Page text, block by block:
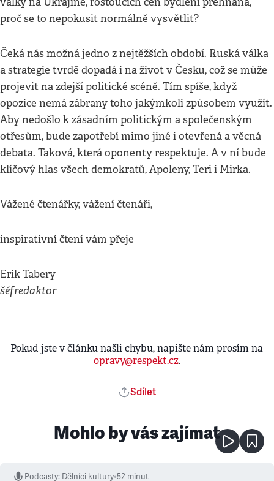
proč se to nepokusit normálně vysvětlit?
Čeká nás možná jedno z nejtěžších období. Ruská válka
a strategie tvrdě dopadá i na život v Česku, což se může
projevit na zdejší politické scéně. Tím spíše, když
opozice nemá zábrany toho jakýmkoli způsobem využít.
Aby nedošlo k zásadním politickým a společenským
otřesům, bude zapotřebí mimo jiné i otevřená a věcná
debata. Taková, která oponenty respektuje. A v ní bude
klíčový hlas všech demokratů, Apoleny, Teri i Mirka.
Vážené čtenářky, vážení čtenáři,
inspirativní čtení vám přeje
Erik Tabery
šéfredaktor
Pokud jste v článku našli chybu, napište nám prosím na
opravy@respekt.cz.
Sdílet
Mohlo by vás zajímat
Podcasty: Dělníci kultury•52 minut